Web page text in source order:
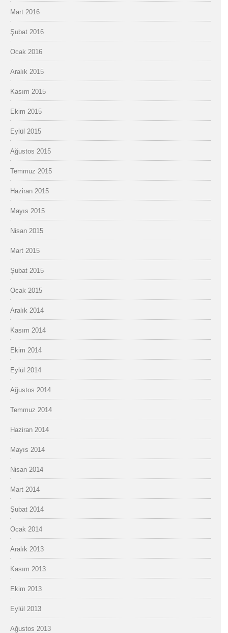
Mart 2016
Şubat 2016
Ocak 2016
Aralık 2015
Kasım 2015
Ekim 2015
Eylül 2015
Ağustos 2015
Temmuz 2015
Haziran 2015
Mayıs 2015
Nisan 2015
Mart 2015
Şubat 2015
Ocak 2015
Aralık 2014
Kasım 2014
Ekim 2014
Eylül 2014
Ağustos 2014
Temmuz 2014
Haziran 2014
Mayıs 2014
Nisan 2014
Mart 2014
Şubat 2014
Ocak 2014
Aralık 2013
Kasım 2013
Ekim 2013
Eylül 2013
Ağustos 2013